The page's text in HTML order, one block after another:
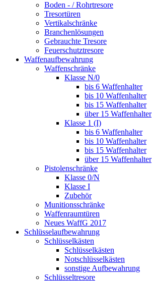
Boden - / Rohrtresore
Tresortüren
Vertikalschränke
Branchenlösungen
Gebrauchte Tresore
Feuerschutztresore
Waffenaufbewahrung
Waffenschränke
Klasse N/0
bis 6 Waffenhalter
bis 10 Waffenhalter
bis 15 Waffenhalter
über 15 Waffenhalter
Klasse 1 (I)
bis 6 Waffenhalter
bis 10 Waffenhalter
bis 15 Waffenhalter
über 15 Waffenhalter
Pistolenschränke
Klasse 0/N
Klasse I
Zubehör
Munitionsschränke
Waffenraumtüren
Neues WaffG 2017
Schlüsselaufbewahrung
Schlüsselkästen
Schlüsselkästen
Notschlüsselkästen
sonstige Aufbewahrung
Schlüsseltresore